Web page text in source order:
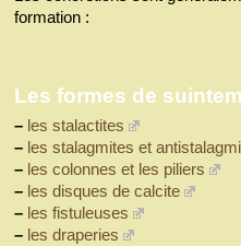
formation :
Les formes de
– les stalactites
– les stalagmites et
– les colonnes et les piliers
– les disques de calcite
– les fistuleuses
– les draperies